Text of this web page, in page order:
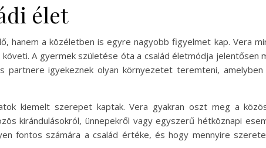
élet
hanem a közéletben is egyre nagyobb figyelmet kap. Vera
A gyermek születése óta a család életmódja jelentősen
igyekeznek olyan környezetet teremteni, amelyben
kiemelt szerepet kaptak. Vera gyakran oszt meg a
kirándulásokról, ünnepekről vagy egyszerű hétköznapi
fontos számára a család értéke, és hogy mennyire